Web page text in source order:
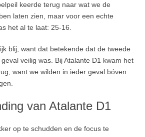
keerde terug naar wat we de
laten zien, maar voor een echte
het al te laat: 25-16.
blij, want dat betekende dat de tweede
veilig was. Bij Atalante D1 kwam het
want we wilden in ieder geval bóven
van Atalante D1
op te schudden en de focus te